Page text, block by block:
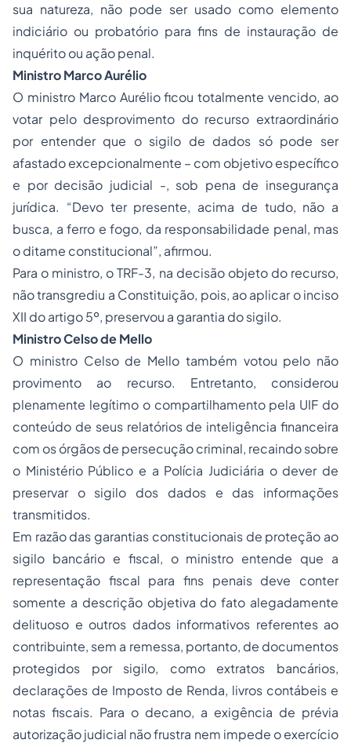
sua natureza, não pode ser usado como elemento
indiciário ou probatório para fins de instauração de
inquérito ou ação penal.
Ministro Marco Aurélio
O ministro Marco Aurélio ficou totalmente vencido, ao
votar pelo desprovimento do recurso extraordinário
por entender que o sigilo de dados só pode ser
afastado excepcionalmente – com objetivo específico
e por decisão judicial -, sob pena de insegurança
jurídica. “Devo ter presente, acima de tudo, não a
busca, a ferro e fogo, da responsabilidade penal, mas
o ditame constitucional”, afirmou.
Para o ministro, o TRF-3, na decisão objeto do recurso,
não transgrediu a Constituição, pois, ao aplicar o inciso
XII do artigo 5º, preservou a garantia do sigilo.
Ministro Celso de Mello
O ministro Celso de Mello também votou pelo não
provimento ao recurso. Entretanto, considerou
plenamente legítimo o compartilhamento pela UIF do
conteúdo de seus relatórios de inteligência financeira
com os órgãos de persecução criminal, recaindo sobre
o Ministério Público e a Polícia Judiciária o dever de
preservar o sigilo dos dados e das informações
transmitidos.
Em razão das garantias constitucionais de proteção ao
sigilo bancário e fiscal, o ministro entende que a
representação fiscal para fins penais deve conter
somente a descrição objetiva do fato alegadamente
delituoso e outros dados informativos referentes ao
contribuinte, sem a remessa, portanto, de documentos
protegidos por sigilo, como extratos bancários,
declarações de Imposto de Renda, livros contábeis e
notas fiscais. Para o decano, a exigência de prévia
autorização judicial não frustra nem impede o exercício